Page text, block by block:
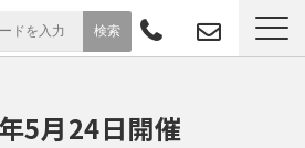
5月24日開催